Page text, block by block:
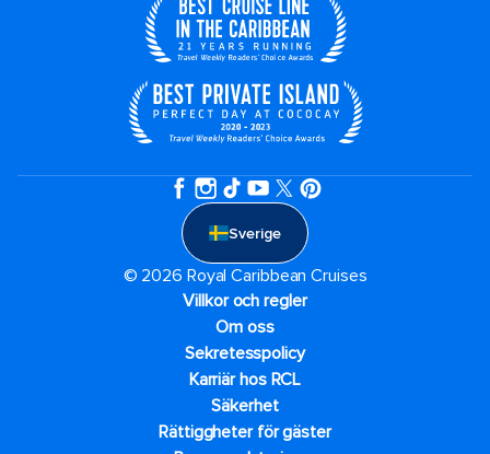
Sverige
© 2026 Royal Caribbean Cruises
Villkor och regler
Om oss
Sekretesspolicy
Karriär hos RCL
Säkerhet
Rättiggheter för gäster